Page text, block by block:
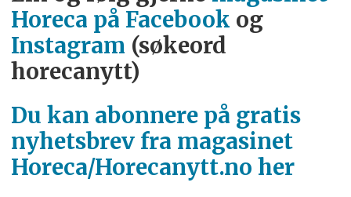
Horeca på Facebook og
Instagram (søkeord
horecanytt)
Du kan abonnere på gratis
nyhetsbrev fra magasinet
Horeca/Horecanytt.no her